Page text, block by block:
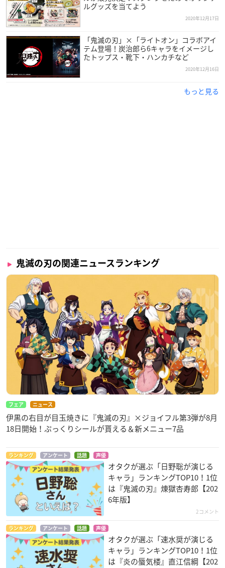
ルグッズを当てよう
2020年12月17日
「鬼滅の刃」×「ライトオン」コラボアイ
テム登場！炭治郎ら6キャラをイメージし
たトップス・靴下・ハンカチなど
2020年12月16日
もっと見る
鬼滅の刃の関連ニュースランキング
フェア ニュース
伊黒の右目が目玉焼きに『鬼滅の刃』×ジョイフル第3弾が8月
18日開始！ぷっくりシールが貰える＆新メニュー7品
ランキング アンケート 話題 声優
オタクが選ぶ「日野聡が演じる
キャラ」ランキングTOP10！1位
は『鬼滅の刃』煉󠄁獄杏寿郎【202
6年版】
2コメント
ランキング アンケート 話題 声優
オタクが選ぶ「速水奨が演じる
キャラ」ランキングTOP10！1位
は『炎の蜃気楼』直江信綱【202